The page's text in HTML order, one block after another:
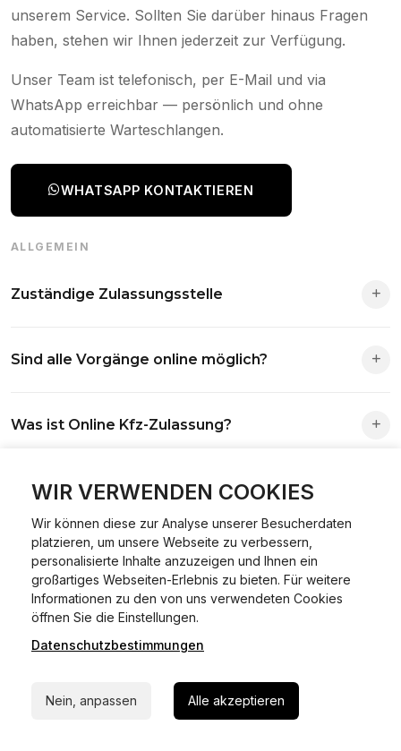
WIR VERWENDEN COOKIES
Wir können diese zur Analyse unserer Besucherdaten
platzieren, um unsere Webseite zu verbessern,
personalisierte Inhalte anzuzeigen und Ihnen ein
großartiges Webseiten-Erlebnis zu bieten. Für weitere
Informationen zu den von uns verwendeten Cookies
öffnen Sie die Einstellungen.
Datenschutzbestimmungen
Nein, anpassen Alle akzeptieren
unserem Service. Sollten Sie darüber hinaus Fragen
haben, stehen wir Ihnen jederzeit zur Verfügung.
Unser Team ist telefonisch, per E-Mail und via
WhatsApp erreichbar — persönlich und ohne
automatisierte Warteschlangen.
WHATSAPP KONTAKTIEREN
ALLGEMEIN
Zuständige Zulassungsstelle
Antrag wird automatisch an die richtige Stelle weitergeleitet.
Sind alle Vorgänge online möglich?
Abmeldungen für Fahrzeuge mit Erstzulassung vor dem
Was ist Online Kfz-Zulassung?
ummelden oder abmelden kannst – inklusive Dateneingabe,
Dokumentprüfung und Bezahlung.
Welche Vorteile gibt es?
Zeitersparnis, flexible Durchführung, kein Besuch der
Behörde notwendig.
Welche Unterlagen werden benötigt?
Fahrzeugbrief, Fahrzeugschein, Ausweis oder Reisepass,
Versicherungsnachweis, falls erforderlich TÜV-Bericht.
Wie sicher ist das Verfahren?
Kann ich mein Fahrzeug online ummelden oder
abmelden?